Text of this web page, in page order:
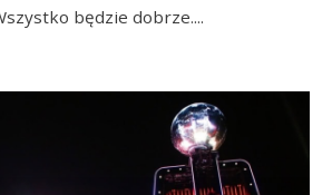
będzie dobrze....